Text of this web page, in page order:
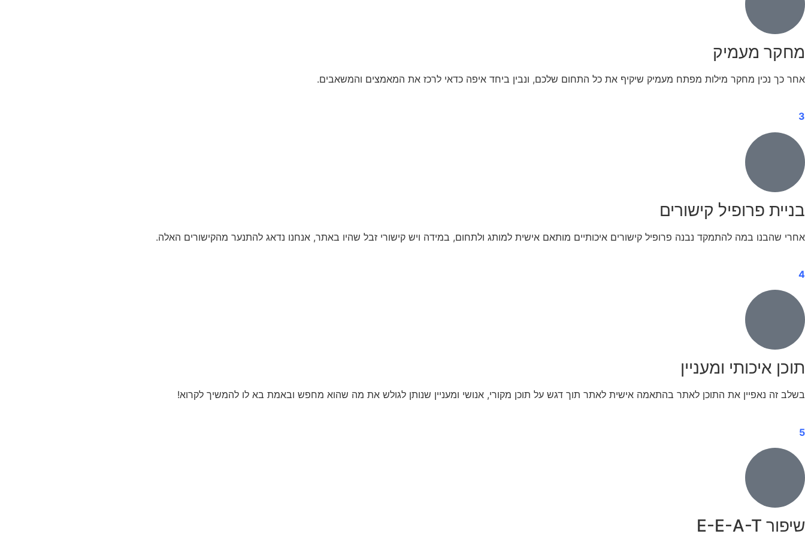
מחקר מעמיק
אחר כך נכין מחקר מילות מפתח מעמיק שיקיף את כל התחום שלכם, ונבין ביחד איפה כדאי לרכז את המאמצים והמשאבים.
3
בניית פרופיל קישורים
אחרי שהבנו במה להתמקד נבנה פרופיל קישורים איכותיים מותאם אישית למותג ולתחום, במידה ויש קישורי זבל שהיו באתר, אנחנו נדאג להתנער מהקישורים האלה.
4
תוכן איכותי ומעניין
בשלב זה נאפיין את התוכן לאתר בהתאמה אישית לאתר תוך דגש על תוכן מקורי, אנושי ומעניין שנותן לגולש את מה שהוא מחפש ובאמת בא לו להמשיך לקרוא!
5
שיפור E-E-A-T